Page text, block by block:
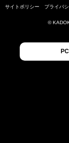
サイトポリシー プライバ
©
PC